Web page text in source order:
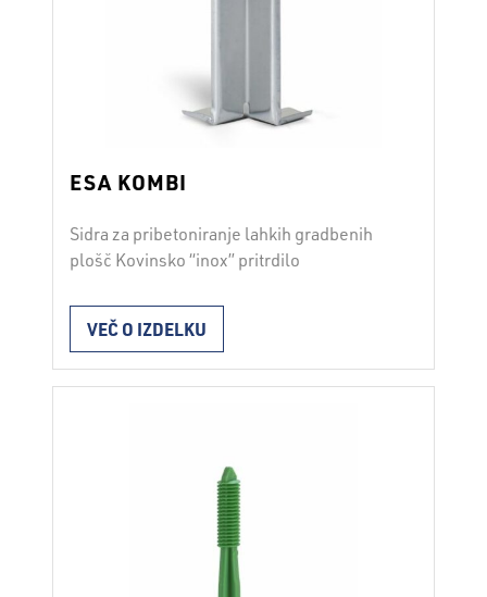
ESA KOMBI
Sidra za pribetoniranje lahkih gradbenih
plošč Kovinsko “inox” pritrdilo
po sistemu “izgubljeni opaž”. Lastnosti iz
nerjavne pločevine (v enem kosu) za
pritrjevanje plošč DRVOPOR in DRVOTERM
po sistemu “izgubljeni opaž”
VEČ O IZDELKU